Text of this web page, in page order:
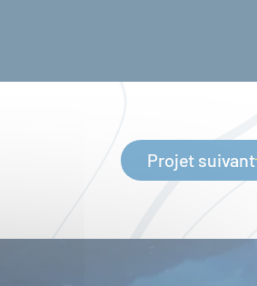
Projet suivant